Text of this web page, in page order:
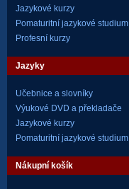
Jazykové kurzy
Pomaturitní jazykové studium
Profesní kurzy
Jazyky
Učebnice a slovníky
Výukové DVD a překladače
Jazykové kurzy
Pomaturitní jazykové studium
Nákupní košík